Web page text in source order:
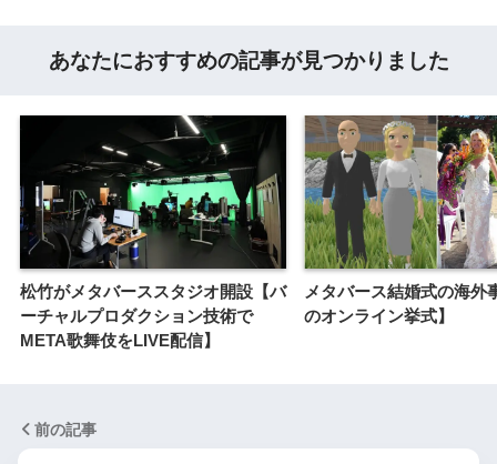
あなたにおすすめの記事が見つかりました
松竹がメタバーススタジオ開設【バ
ーチャルプロダクション技術で
META歌舞伎をLIVE配信】
メタバース結婚式の海外
のオンライン挙式】
前の記事